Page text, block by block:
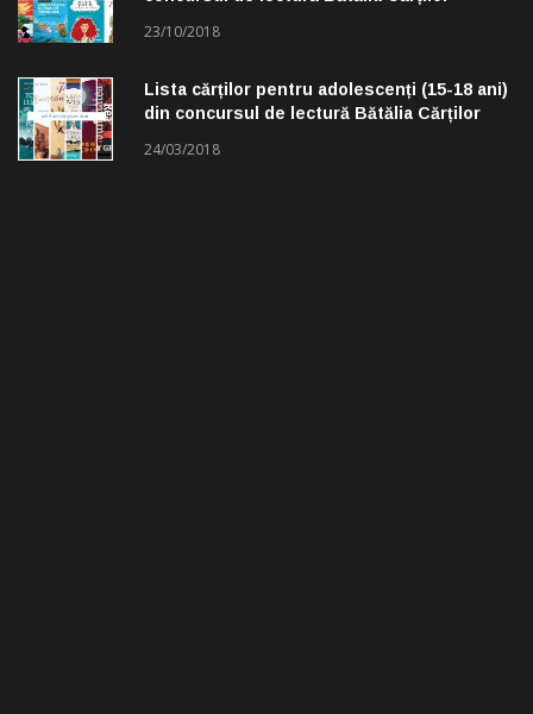
23/10/2018
Lista cărților pentru adolescenți (15-18 ani)
din concursul de lectură Bătălia Cărților
24/03/2018